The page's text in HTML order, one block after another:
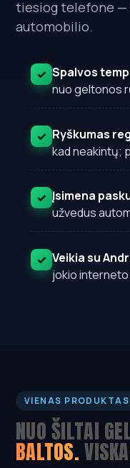
tiesiog telefone —
automobilio.
✓ Spalvos
nuo geltonos
✓ Ryškumas
kad neakintų;
✓ Įsimena
užvedus
✓ Veikia su
jokio interneto
VIENAS
NUO ŠILTAI
BALTOS.